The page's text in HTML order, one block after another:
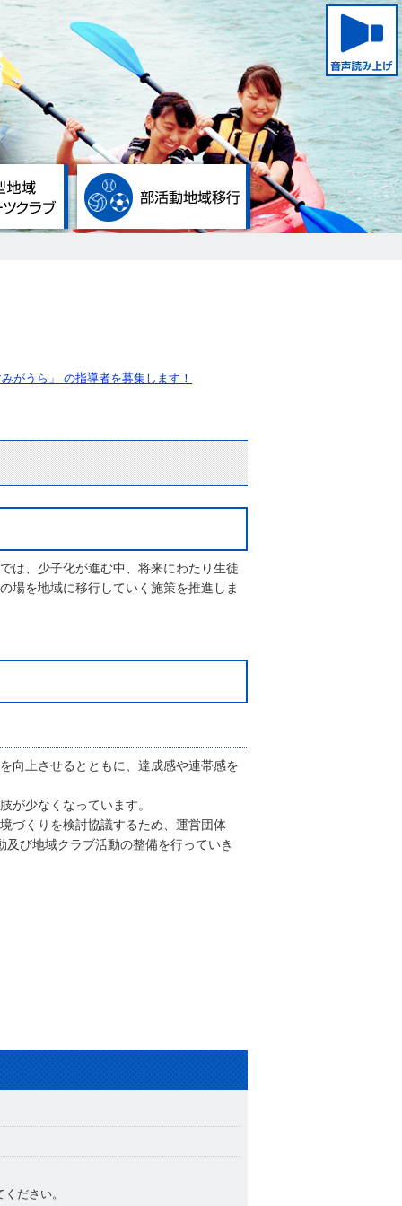
かすみがうら市スポーツ振興担当ホームページ
総合型地域スポーツクラブ 部活動地域移行
がうら」 の指導者を募集します！
は、少子化が進む中、将来にわたり生徒
場を地域に移行していく施策を推進しま
向上させるとともに、達成感や連帯感を
が少なくなっています。
づくりを検討協議するため、運営団体
び地域クラブ活動の整備を行っていき
ださい。